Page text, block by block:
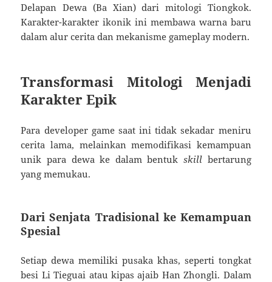
Delapan Dewa (Ba Xian) dari mitologi Tiongkok.
Karakter-karakter ikonik ini membawa warna baru
dalam alur cerita dan mekanisme gameplay modern.
Transformasi Mitologi Menjadi
Karakter Epik
Para developer game saat ini tidak sekadar meniru
cerita lama, melainkan memodifikasi kemampuan
unik para dewa ke dalam bentuk skillbertarung
yang memukau.
Dari Senjata Tradisional ke Kemampuan
Spesial
Setiap dewa memiliki pusaka khas, seperti tongkat
besi Li Tieguai atau kipas ajaib Han Zhongli. Dalam